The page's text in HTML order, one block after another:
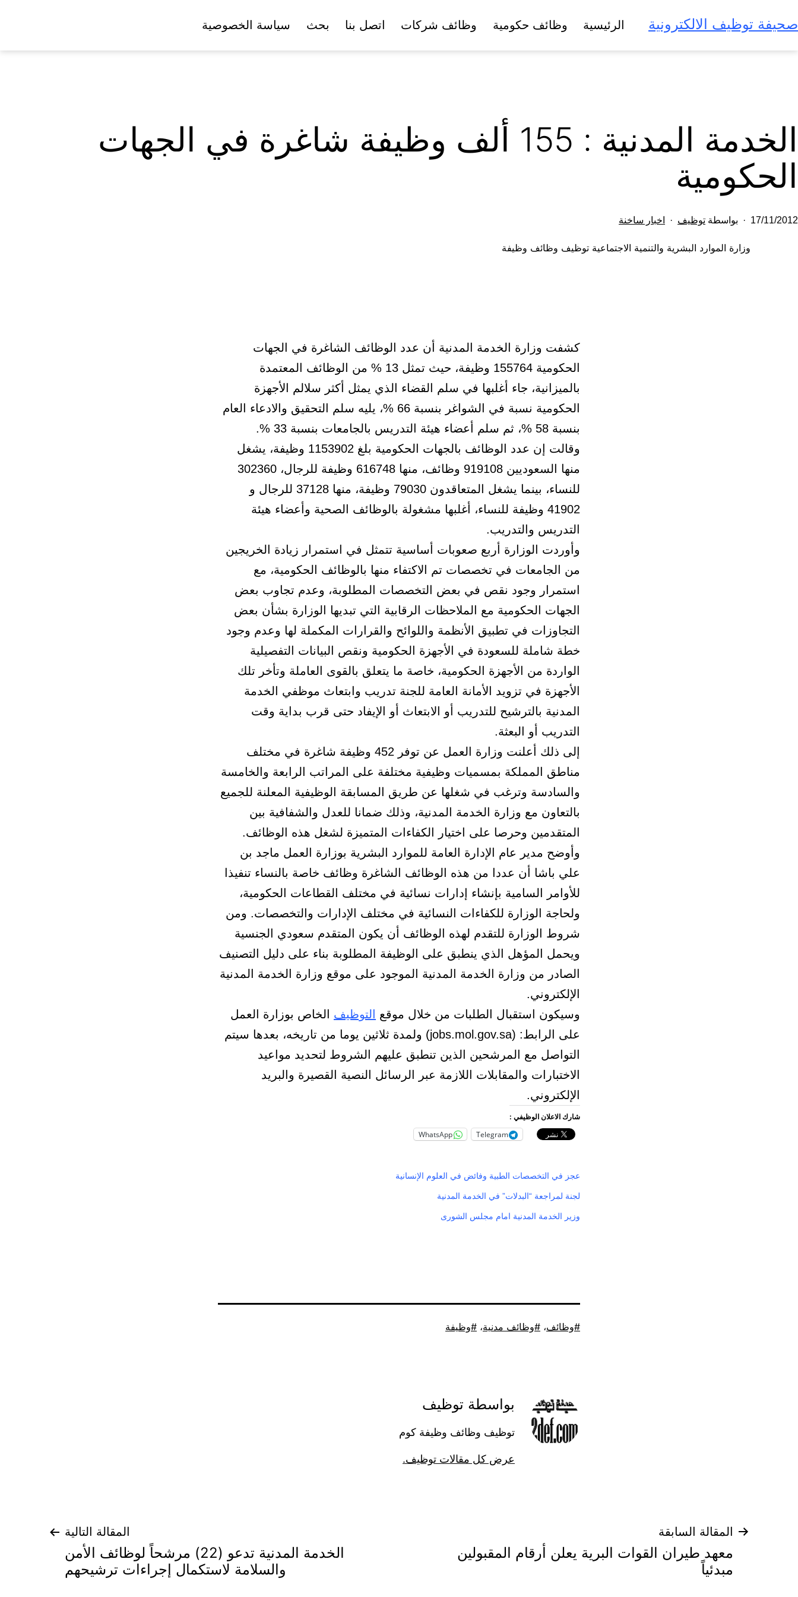
إلى
المحتوى
صحيفة توظيف الالكترونية الرئيسية وظائف حكومية وظائف شركات اتصل بنا بحث سياسة الخصوصية
الخدمة المدنية : 155 ألف وظيفة شاغرة في الجهات
الحكومية
تم
في
17/11/2012 بواسطة توظيف اخبار ساخنة
وزارة الموارد البشرية والتنمية الاجتماعية توظيف وظائف وظيفة
كشفت وزارة الخدمة المدنية أن عدد الوظائف الشاغرة في الجهات
الحكومية 155764 وظيفة، حيث تمثل 13 % من الوظائف المعتمدة
بالميزانية، جاء أغلبها في سلم القضاء الذي يمثل أكثر سلالم الأجهزة
الحكومية نسبة في الشواغر بنسبة 66 %، يليه سلم التحقيق والادعاء العام
بنسبة 58 %، ثم سلم أعضاء هيئة التدريس بالجامعات بنسبة 33 %.
وقالت إن عدد الوظائف بالجهات الحكومية بلغ 1153902 وظيفة، يشغل
منها السعوديين 919108 وظائف، منها 616748 وظيفة للرجال، 302360
للنساء، بينما يشغل المتعاقدون 79030 وظيفة، منها 37128 للرجال و
41902 وظيفة للنساء، أغلبها مشغولة بالوظائف الصحية وأعضاء هيئة
التدريس والتدريب.
وأوردت الوزارة أربع صعوبات أساسية تتمثل في استمرار زيادة الخريجين
من الجامعات في تخصصات تم الاكتفاء منها بالوظائف الحكومية، مع
استمرار وجود نقص في بعض التخصصات المطلوبة، وعدم تجاوب بعض
الجهات الحكومية مع الملاحظات الرقابية التي تبديها الوزارة بشأن بعض
التجاوزات في تطبيق الأنظمة واللوائح والقرارات المكملة لها وعدم وجود
خطة شاملة للسعودة في الأجهزة الحكومية ونقص البيانات التفصيلية
الواردة من الأجهزة الحكومية، خاصة ما يتعلق بالقوى العاملة وتأخر تلك
الأجهزة في تزويد الأمانة العامة للجنة تدريب وابتعاث موظفي الخدمة
المدنية بالترشيح للتدريب أو الابتعاث أو الإيفاد حتى قرب بداية وقت
التدريب أو البعثة.
إلى ذلك أعلنت وزارة العمل عن توفر 452 وظيفة شاغرة في مختلف
مناطق المملكة بمسميات وظيفية مختلفة على المراتب الرابعة والخامسة
والسادسة وترغب في شغلها عن طريق المسابقة الوظيفية المعلنة للجميع
بالتعاون مع وزارة الخدمة المدنية، وذلك ضمانا للعدل والشفافية بين
المتقدمين وحرصا على اختيار الكفاءات المتميزة لشغل هذه الوظائف.
وأوضح مدير عام الإدارة العامة للموارد البشرية بوزارة العمل ماجد بن
علي باشا أن عددا من هذه الوظائف الشاغرة وظائف خاصة بالنساء تنفيذا
للأوامر السامية بإنشاء إدارات نسائية في مختلف القطاعات الحكومية،
ولحاجة الوزارة للكفاءات النسائية في مختلف الإدارات والتخصصات. ومن
شروط الوزارة للتقدم لهذه الوظائف أن يكون المتقدم سعودي الجنسية
ويحمل المؤهل الذي ينطبق على الوظيفة المطلوبة بناء على دليل التصنيف
الصادر من وزارة الخدمة المدنية الموجود على موقع وزارة الخدمة المدنية
الإلكتروني.
وسيكون استقبال الطلبات من خلال موقع
التوظيف الخاص بوزارة العمل
على الرابط: (jobs.mol.gov.sa) ولمدة ثلاثين يوما من تاريخه، بعدها سيتم
التواصل مع المرشحين الذين تنطبق عليهم الشروط لتحديد مواعيد
الاختبارات والمقابلات اللازمة عبر الرسائل النصية القصيرة والبريد
الإلكتروني.
شارك الاعلان الوظيفي :
Telegram
WhatsApp
عجز في التخصصات الطبية وفائض في العلوم الإنسانية
لجنة لمراجعة “البدلات” في الخدمة المدنية
وزير الخدمة المدنية امام مجلس الشورى
موسوم
وظائف، وظائف مدنية، وظيفة
بواسطة توظيف
توظيف وظائف وظيفة كوم
عرض كل مقالات توظيف.
تصفّح
المقالات
المقالة السابقة
معهد طيران القوات البرية يعلن أرقام المقبولين
مبدئياً
المقالة التالية
الخدمة المدنية تدعو (22) مرشحاً لوظائف الأمن
والسلامة لاستكمال إجراءات ترشيحهم